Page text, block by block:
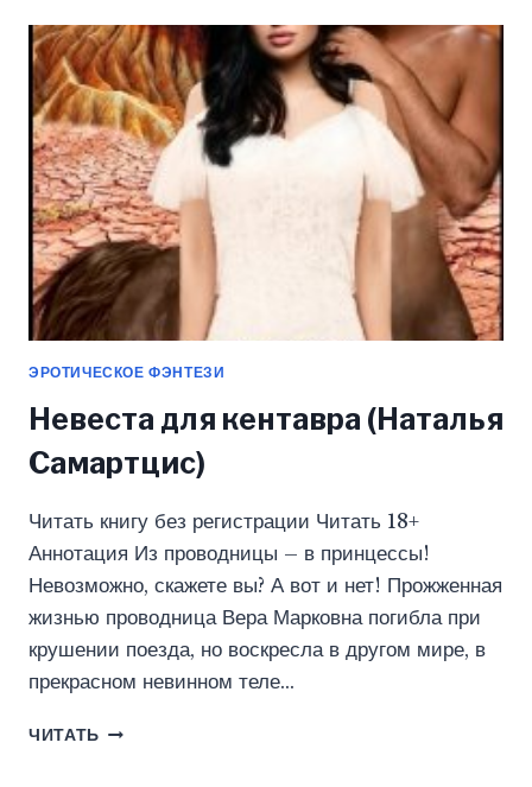
Я
ТУТ
ГЛАВНАЯ
(АНГЕЛА
ЛАВ)
ЭРОТИЧЕСКОЕ ФЭНТЕЗИ
Невеста для кентавра (Наталья
Самартцис)
Читать книгу без регистрации Читать 18+
Аннотация Из проводницы – в принцессы!
Невозможно, скажете вы? А вот и нет! Прожженная
жизнью проводница Вера Марковна погибла при
крушении поезда, но воскресла в другом мире, в
прекрасном невинном теле…
ЧИТАТЬ НЕВЕСТА